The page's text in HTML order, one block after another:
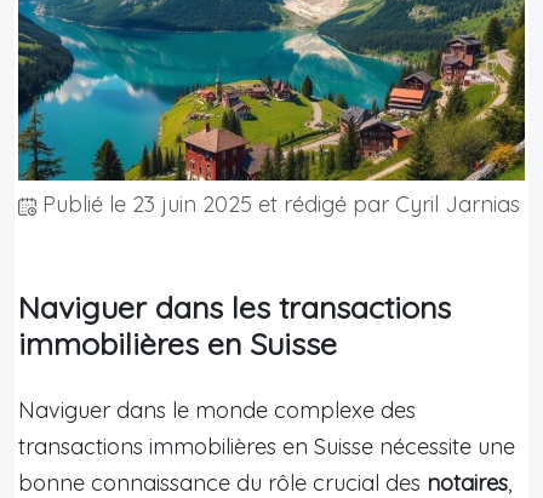
Publié le 23 juin 2025 et rédigé par Cyril Jarnias
Naviguer dans les transactions
immobilières en Suisse
Naviguer dans le monde complexe des
transactions immobilières en Suisse nécessite une
bonne connaissance du rôle crucial des notaires,